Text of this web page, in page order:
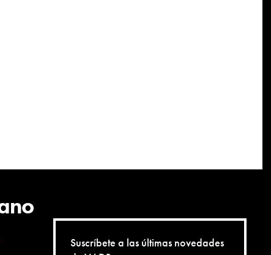
Suscríbete a las últimas novedades